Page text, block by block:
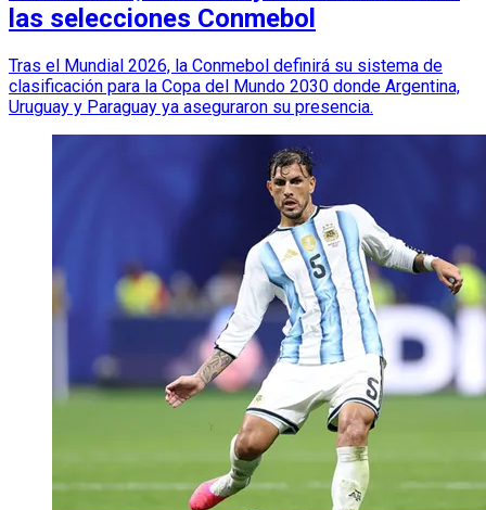
las selecciones Conmebol
Tras el Mundial 2026, la Conmebol definirá su sistema de
clasificación para la Copa del Mundo 2030 donde Argentina,
Uruguay y Paraguay ya aseguraron su presencia.